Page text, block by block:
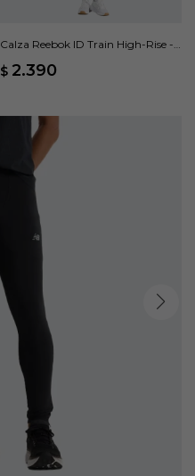
Calza Reebok ID Train High-Rise -
$ 2.390